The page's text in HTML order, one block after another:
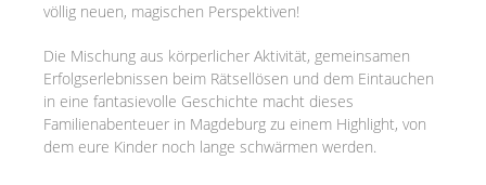
völlig neuen, magischen Perspektiven!
Die Mischung aus körperlicher Aktivität, gemeinsamen
Erfolgserlebnissen beim Rätsellösen und dem Eintauchen
in eine fantasievolle Geschichte macht dieses
Familienabenteuer in Magdeburg zu einem Highlight, von
dem eure Kinder noch lange schwärmen werden.